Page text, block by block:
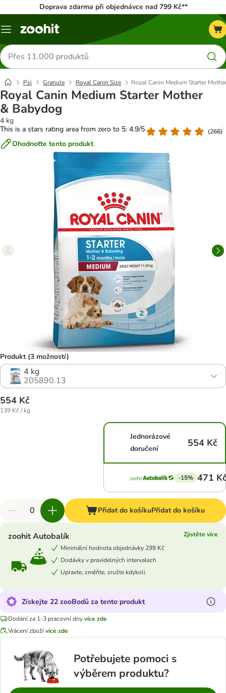
Doprava zdarma při objednávce nad 799 Kč**
Menu
Hledat
produkty
Psi Granule Royal Canin Size Royal Canin Medium Starter
Royal Canin Medium Starter Mother
& Babydog
4 kg
This is a stars rating area from zero to 5: 4.9/5
(266)
Ohodnoťte tento produkt
Produkt (3 možností)
4 kg
205890.13
554 Kč
139 Kč / kg
Jednorázové
doručení
554 Kč
-15% 471
Přidat do košíkuPřidat do košíku
zoohit Autobalík
Zjistěte více
Minimální hodnota objednávky 299 Kč
Dodávky v pravidelných intervalech
Upravte, změňte, zrušte kdykoli
Získejte 22 zooBodů za tento produkt
Dodání za 1-3 pracovní dnyvíce zde
Vrácení zbožívíce zde
Potřebujete pomoci s
výběrem produktu?